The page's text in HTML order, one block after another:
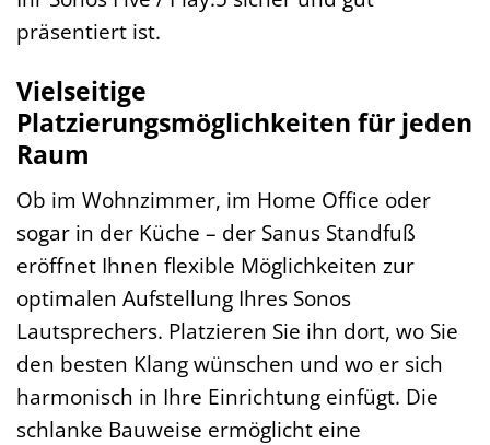
präsentiert ist.
Vielseitige
Platzierungsmöglichkeiten für jeden
Raum
Ob im Wohnzimmer, im Home Office oder
sogar in der Küche – der Sanus Standfuß
eröffnet Ihnen flexible Möglichkeiten zur
optimalen Aufstellung Ihres Sonos
Lautsprechers. Platzieren Sie ihn dort, wo Sie
den besten Klang wünschen und wo er sich
harmonisch in Ihre Einrichtung einfügt. Die
schlanke Bauweise ermöglicht eine